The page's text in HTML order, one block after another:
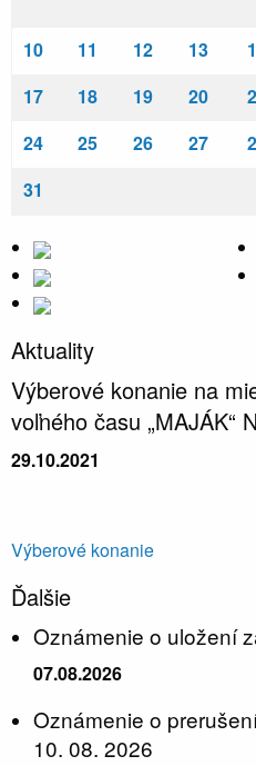
10 11 12 13
17
18 19 20
24
25 26 27
31
Aktuality
Výberové konanie na
voľného času „MAJÁK“
29.10.2021
Výberové konanie
Ďalšie
Oznámenie o uložení
07.08.2026
Oznámenie o
10. 08. 2026